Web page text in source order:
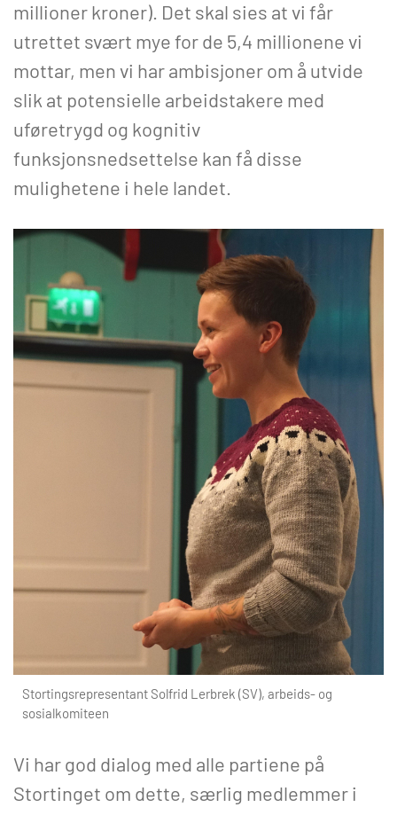
millioner kroner). Det skal sies at vi får
utrettet svært mye for de 5,4 millionene vi
mottar, men vi har ambisjoner om å utvide
slik at potensielle arbeidstakere med
uføretrygd og kognitiv
funksjonsnedsettelse kan få disse
mulighetene i hele landet.
Stortingsrepresentant Solfrid Lerbrek (SV), arbeids- og
sosialkomiteen
Vi har god dialog med alle partiene på
Stortinget om dette, særlig medlemmer i